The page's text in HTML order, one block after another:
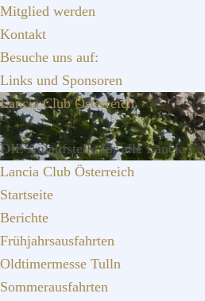
Zur
Hauptnavigation
springen
Zum
Inhalt
springen
Zur
Seitenspalte
springen
Mitglied werden
Kontakt
Besuche uns auf:
Links und Sponsoren
Lancia Club Österreich
DIE Anlaufstelle für alle Lancia
Lancia Club Österreich
Startseite
Berichte
Frühjahrsausfahrten
Oldtimermesse Tulln
Sommerausfahrten